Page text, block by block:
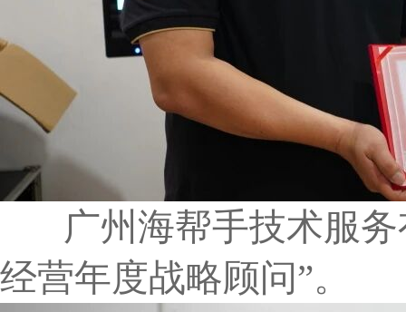
广州海帮手技术服务
经营年度战略顾问”。